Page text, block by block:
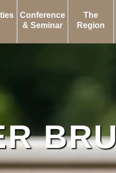
Conference
& Seminar
The
Region